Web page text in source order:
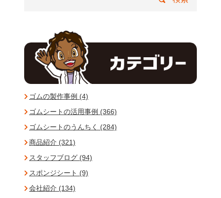
ゴムの製作事例 (4)
ゴムシートの活用事例 (366)
ゴムシートのうんちく (284)
商品紹介 (321)
スタッフブログ (94)
スポンジシート (9)
会社紹介 (134)